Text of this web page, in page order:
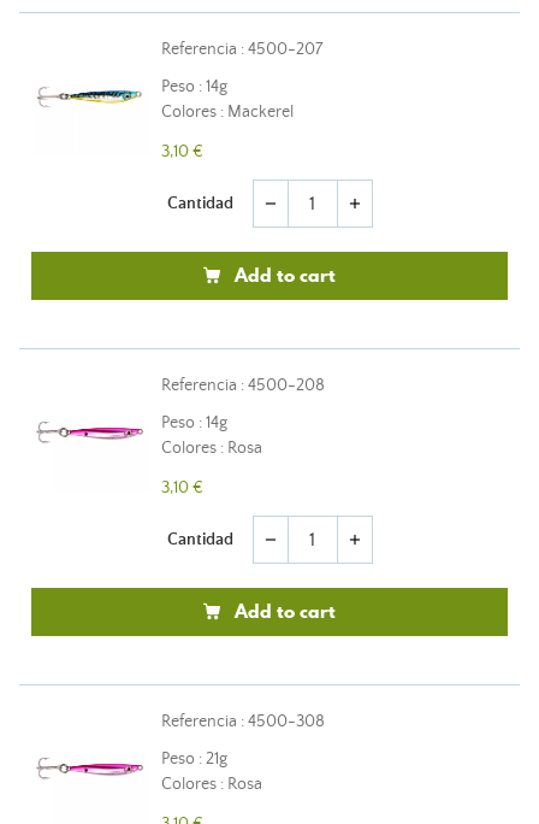
Referencia : 4500-207
Peso : 14g
Colores : Mackerel
3,10 €
Cantidad remove add
Add to cart
Referencia : 4500-208
Peso : 14g
Colores : Rosa
3,10 €
Cantidad remove add
Add to cart
Referencia : 4500-308
Peso : 21g
Colores : Rosa